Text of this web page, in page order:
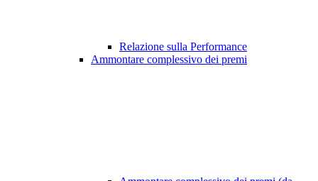
Relazione sulla Performance
Ammontare complessivo dei premi